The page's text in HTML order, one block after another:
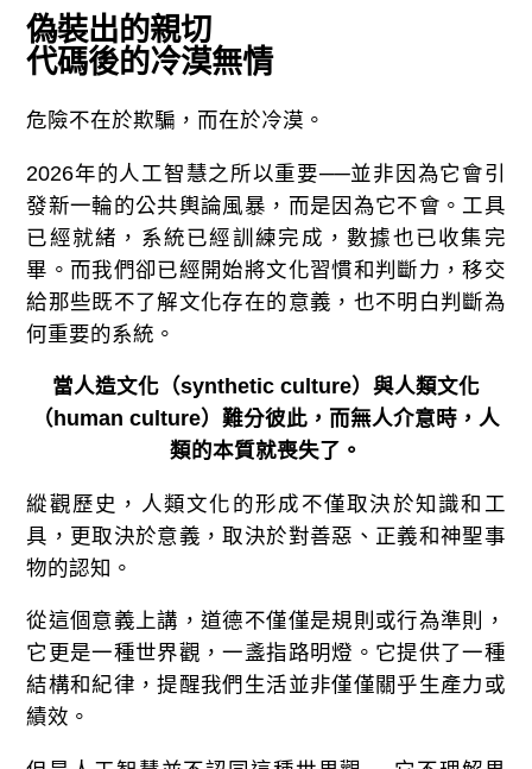
偽裝出的親切
代碼後的冷漠無情
危險不在於欺騙，而在於冷漠。
2026年的人工智慧之所以重要──並非因為它會引
發新一輪的公共輿論風暴，而是因為它不會。工具
已經就緒，系統已經訓練完成，數據也已收集完
畢。而我們卻已經開始將文化習慣和判斷力，移交
給那些既不了解文化存在的意義，也不明白判斷為
何重要的系統。
當人造文化（synthetic culture）與人類文化
（ human culture）難分彼此，而無人介意時，人
類的本質就喪失了。
縱觀歷史，人類文化的形成不僅取決於知識和工
具，更取決於意義，取決於對善惡、正義和神聖事
物的認知。
從這個意義上講，道德不僅僅是規則或行為準則，
它更是一種世界觀，一盞指路明燈。它提供了一種
結構和紀律，提醒我們生活並非僅僅關乎生產力或
績效。